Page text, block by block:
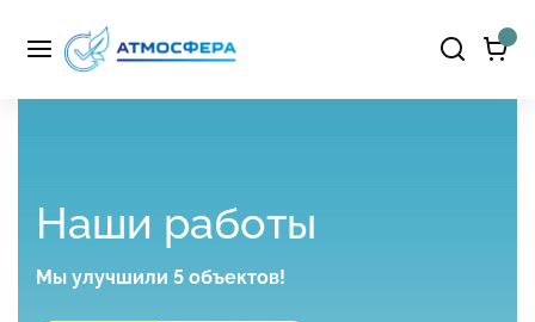
Наши работы
Мы улучшили 5 объектов!